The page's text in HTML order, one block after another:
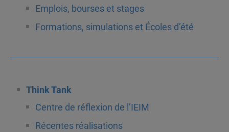
Emplois, bourses et stages
Formations, simulations et Écoles d’été
Think Tank
Centre de réflexion de l’IEIM
Récentes réalisations